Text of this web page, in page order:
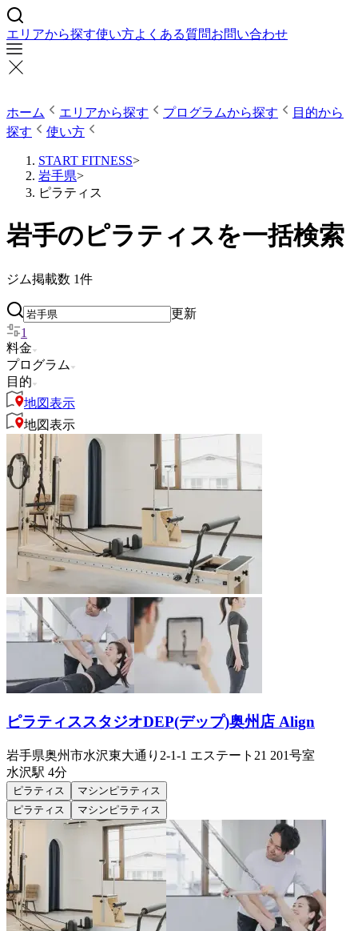
エリアから探す使い方よくある質問お問い合わせ
ホーム エリアから探す プログラムから探す
目的から
探す
使い方
START FITNESS>
岩手県>
ピラティス
岩手のピラティスを一括検索
ジム掲載数 1件
更新
1
料金
プログラム
目的
地図表示
地図表示
ピラティススタジオDEP(デップ)奥州店 Align
岩手県奥州市水沢東大通り2-1-1 エステート21 201号室
水沢駅 4分
ピラティス
マシンピラティス
ピラティス
マシンピラティス